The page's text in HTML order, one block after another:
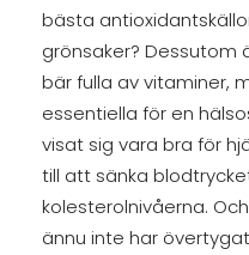
bästa
grönsaker? Dessutom
bär fulla av vitaminer,
essentiella för en
visat sig vara bra för
till att sänka
kolesterolnivåerna.
ännu inte har